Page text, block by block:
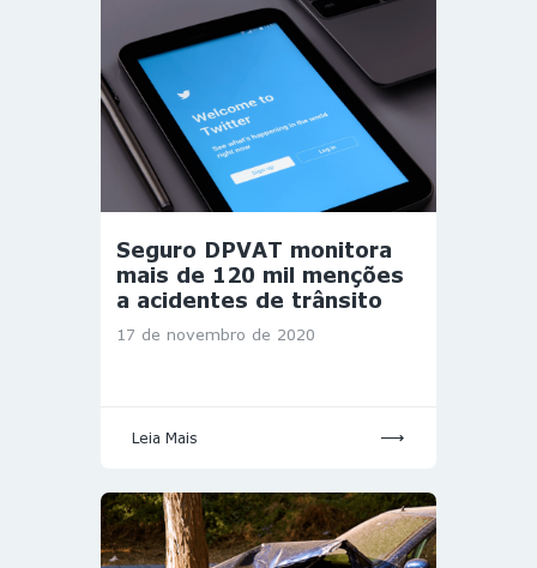
Seguro DPVAT monitora
mais de 120 mil menções
a acidentes de trânsito
17 de novembro de 2020
Leia Mais